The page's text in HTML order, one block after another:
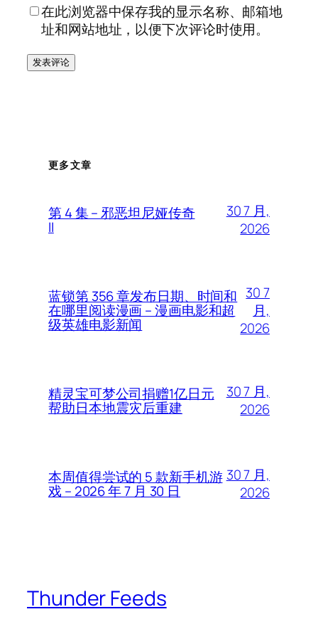
在此浏览器中保存我的显示名称、邮箱地
址和网站地址，以便下次评论时使用。
更多文章
第 4 集 – 邪恶坦尼娅传奇
II
30 7 月,
2026
蓝锁第 356 章发布日期、时间和
在哪里阅读漫画 – 漫画电影和超
级英雄电影新闻
30 7
月,
2026
精灵宝可梦公司捐赠1亿日元
帮助日本地震灾后重建
30 7 月,
2026
本周值得尝试的 5 款新手机游
戏 – 2026 年 7 月 30 日
30 7 月,
2026
Thunder Feeds